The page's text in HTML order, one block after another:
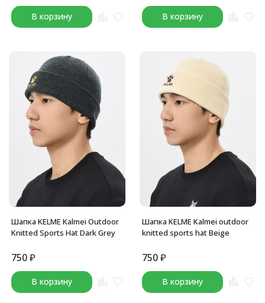
В корзину В корзину
Шапка KELME Kalmei Outdoor
Knitted Sports Hat Dark Grey
750₽
В корзину
Шапка KELME Kalmei outdoor
knitted sports hat Beige
750₽
В корзину